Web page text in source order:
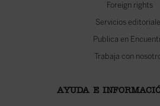
Foreign rights
Servicios
Publica en
Trabaja con
AYUDA E